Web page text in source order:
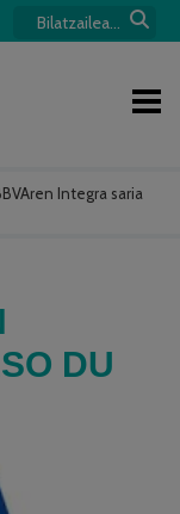
Integra saria
DU